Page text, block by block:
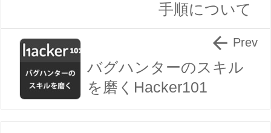
手順について
バグハンターのスキル
を磨くHacker101
 Prev